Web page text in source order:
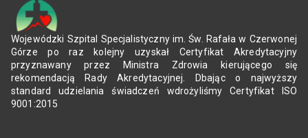
Wojewódzki Szpital Specjalistyczny im. Św. Rafała w Czerwonej
Górze po raz kolejny uzyskał Certyfikat Akredytacyjny
przyznawany przez Ministra Zdrowia kierującego się
rekomendacją Rady Akredytacyjnej. Dbając o najwyższy
standard udzielania świadczeń wdrożyliśmy Certyfikat ISO
9001:2015